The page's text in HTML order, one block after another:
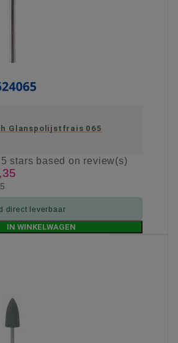
Glanspolijstfrais 065
stars based on review(s)
direct leverbaar
IN WINKELWAGEN